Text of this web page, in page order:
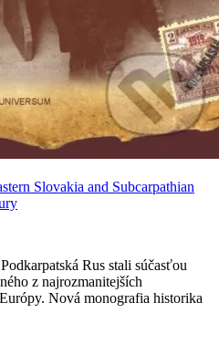
Slovakia and Subcarpathian
Rus stali súčasťou
z najrozmanitejších
Nová monografia historika